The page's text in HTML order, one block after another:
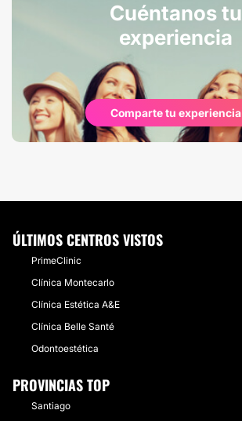
Cuéntanos tu
experiencia
Comparte tu experiencia
ÚLTIMOS CENTROS VISTOS
PrimeClinic
Clínica Montecarlo
Clínica Estética A&E
Clínica Belle Santé
Odontoestética
PROVINCIAS TOP
Santiago